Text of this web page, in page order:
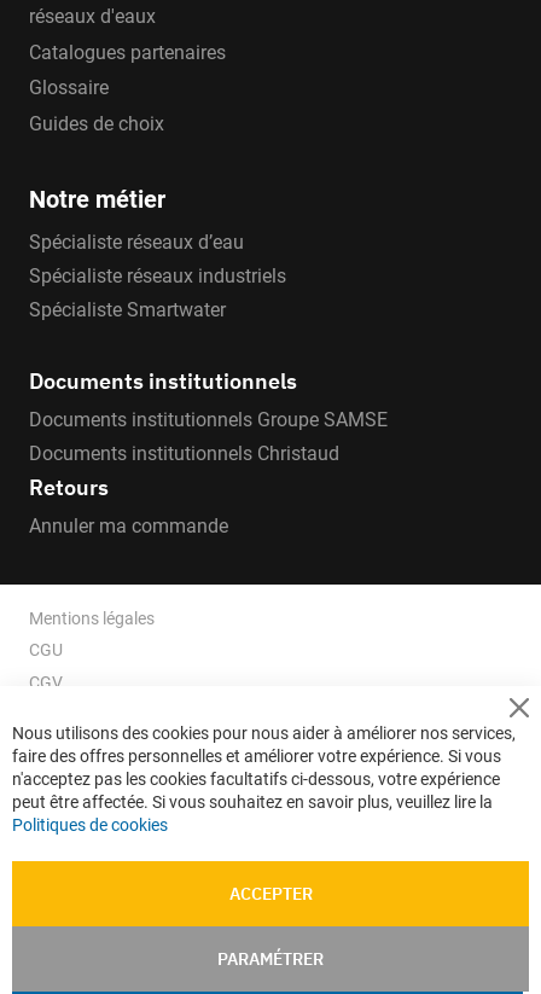
réseaux d'eaux
Catalogues partenaires
Glossaire
Guides de choix
Notre métier
Spécialiste réseaux d’eau
Spécialiste réseaux industriels
Spécialiste Smartwater
Documents institutionnels
Documents institutionnels Groupe SAMSE
Documents institutionnels Christaud
Retours
Annuler ma commande
Mentions légales
CGU
CGV
Données personnelles
Confidentialité
Plan du site
Nous utilisons des cookies pour nous aider à améliorer nos services,
faire des offres personnelles et améliorer votre expérience. Si vous
n'acceptez pas les cookies facultatifs ci-dessous, votre expérience
peut être affectée. Si vous souhaitez en savoir plus, veuillez lire la
Politiques de cookies
ACCEPTER
PARAMÉTRER